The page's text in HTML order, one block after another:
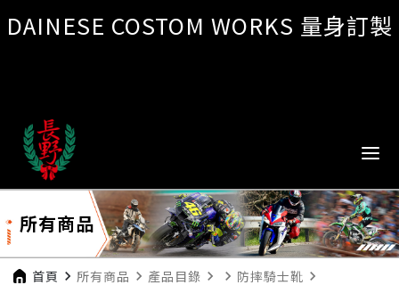
DAINESE COSTOM WORKS 量身訂製
所有商品
首頁 navigate_next 所有商品 navigate_next 產品目錄 navigate_next navigate_next 防摔騎士靴 navigate_next